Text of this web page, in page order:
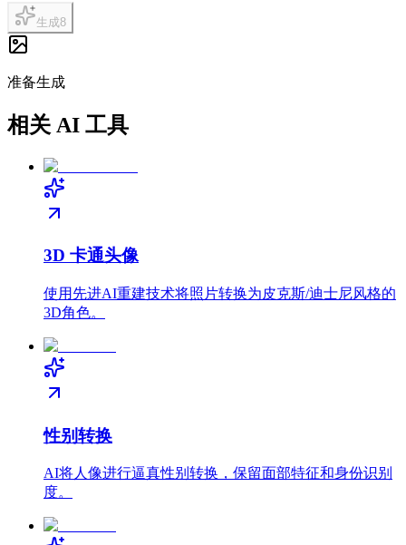
生成8
准备生成
相关 AI 工具
3D 卡通头像
使用先进AI重建技术将照片转换为皮克斯/迪士尼风格的
3D角色。
性别转换
AI将人像进行逼真性别转换，保留面部特征和身份识别
度。